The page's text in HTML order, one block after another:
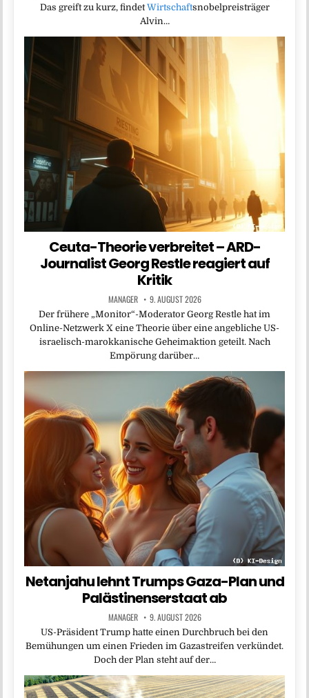
Das greift zu kurz, findetWirtschaftsnobelpreisträger
Alvin…
Ceuta-Theorie verbreitet – ARD-
Journalist Georg Restle reagiert auf
Kritik
MANAGER 9. AUGUST 2026
Der frühere „Monitor“-Moderator Georg Restle hat im
Online-Netzwerk X eine Theorie über eine angebliche US-
israelisch-marokkanische Geheimaktion geteilt. Nach
Empörung darüber…
Netanjahu lehnt Trumps Gaza-Plan und
Palästinenserstaat ab
MANAGER 9. AUGUST 2026
US-Präsident Trump hatte einen Durchbruch bei den
Bemühungen um einen Frieden im Gazastreifen verkündet.
Doch der Plan steht auf der…